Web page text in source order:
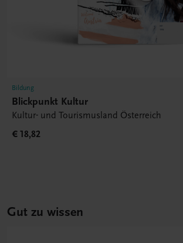
Bildung
Blickpunkt Kultur
Kultur- und Tourismusland Österreich
€ 18,82
Gut zu wissen